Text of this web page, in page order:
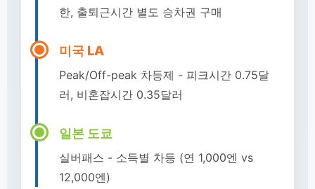
한, 출퇴근시간 별도 승차권 구매
미국 LA
Peak/Off-peak 차등제 - 피크시간 0.75달
러, 비혼잡시간 0.35달러
일본 도쿄
실버패스 - 소득별 차등 (연 1,000엔 vs
12,000엔)